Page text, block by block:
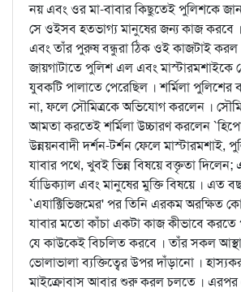
নয় এবং ওর মা-বাবার কিছুতেই পুলিশকে
সে ওইসব হতভাগ্য মানুষের জন্য কাজ করবে ।
এবং তাঁর পুরুষ বন্ধুরা ঠিক ওই কাজটাই করল
জায়গাটাতে পুলিশ এল এবং মাস্টারমশাইকে
যুবকটি পালাতে পেরেছিল । শর্মিলা পুলিশের
না, ফলে সৌমিত্রকে অভিযোগ করলেন ।
আমতা করতেই শর্মিলা উচ্চারণ করলেন
উন্নয়নবাদী দর্শন-টর্শন ফেলে মাস্টারমশাই,
যাবার পথে, খুবই ভিন্ন বিষয়ে বক্তৃতা দিলেন;
র্যাডিক্যাল এবং মানুষের মুক্তি বিষয়ে । এত
`এযাক্টিভিজমের' পর তিনি এরকম অরক্ষিত
যাবার মতো কাঁচা একটা কাজ কীভাবে করতে
যে কাউকেই বিচলিত করবে । তাঁর সকল
ভোলাভালা ব্যক্তিত্বের উপর দাঁড়ানো ।
মাইক্রোবাস আবার শুরু করল চলতে ।